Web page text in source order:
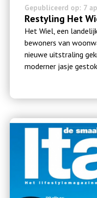
Gepubliceerd op: 7
Restyling Het
Het Wiel, een
bewoners van
nieuwe uitstraling
moderner jasje